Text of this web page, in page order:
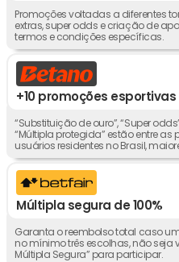
Promoções voltadas a diferentes
extras, super odds e criação de
termos e condições específicas.
+10 promoções esportivas
“Substituição de ouro”, “Super
“Múltipla protegida” estão entre
usuários residentes no Brasil,
Múltipla segura de 100%
Garanta o reembolso total caso
no mínimo três escolhas, não seja
Múltipla Segura” para participar.